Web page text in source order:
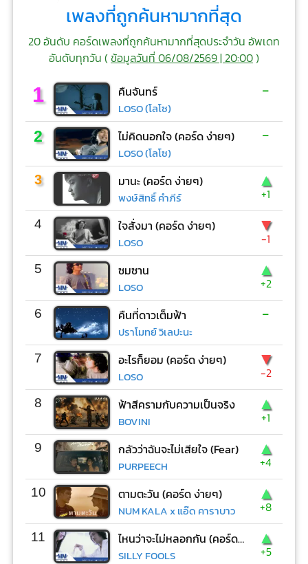
เพลงที่ถูกค้นหามากที่สุด
20 อันดับ คอร์ดเพลงที่ถูกค้นหามากที่สุดประจำวัน อัพเดท
อันดับทุกวัน (ข้อมูลวันที่ 06/08/2569 | 20:00)
1 คืนจันทร์
LOSO (โลโซ)
-
2 ไม่คิดนอกใจ (คอร์ด ง่ายๆ)
LOSO (โลโซ)
-
3 มานะ (คอร์ด ง่ายๆ)
พงษ์สิทธิ์ คำภีร์
▲
+1
4 ใจสั่งมา (คอร์ด ง่ายๆ)
LOSO
▼
-1
5 ซมซาน
LOSO
▲
+2
6 คืนที่ดาวเต็มฟ้า
ปราโมทย์ วิเลปะนะ
-
7 อะไรก็ยอม (คอร์ด ง่ายๆ)
LOSO
▼
-2
8 ฟ้าสีครามกับความเป็นจริง
BOVINI
▲
+1
9 กลัวว่าฉันจะไม่เสียใจ (Fear)
PURPEECH
▲
+4
10 ตามตะวัน (คอร์ด ง่ายๆ)
NUM KALA x แอ๊ด คาราบาว
▲
+8
11 ไหนว่าจะไม่หลอกกัน (คอร์ด ง่ายๆ)
SILLY FOOLS
▲
+5